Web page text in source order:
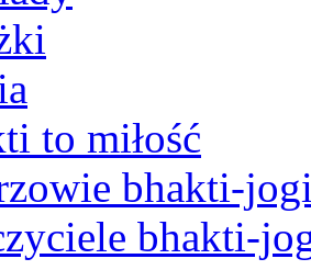
to miłość
bhakti-
bhakti-